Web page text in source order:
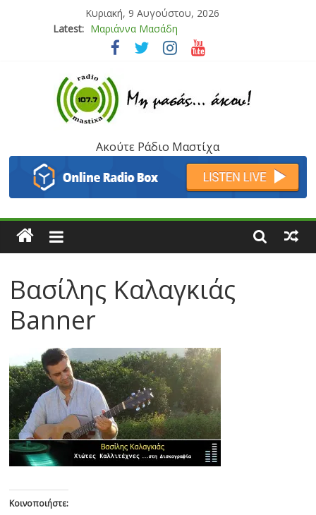
Κυριακή, 9 Αυγούστου, 2026
Latest: Μαριάννα Μασάδη
Τάνια Μπρεάζου
Μάνος Τρυπιάς & Γιώργος Στρατάκης
Ιορδάνης Αγαπητός
Ακούτε Ράδιο Μαστίχα
Βασίλης Καλαγκιάς
Banner
Κοινοποιήστε: